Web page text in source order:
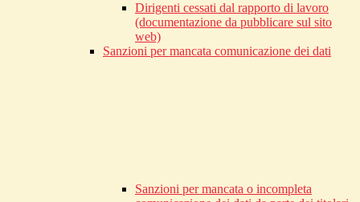
Dirigenti cessati dal rapporto di lavoro
(documentazione da pubblicare sul sito
web)
Sanzioni per mancata comunicazione dei dati
Sanzioni per mancata o incompleta